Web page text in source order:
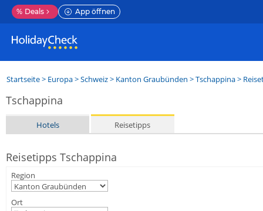
% Deals App öffnen
Startseite> Europa>Schweiz> Kanton Graubünden >Tschappina>
Tschappina
Hotels Reisetipps
Reisetipps Tschappina
Region
Ort